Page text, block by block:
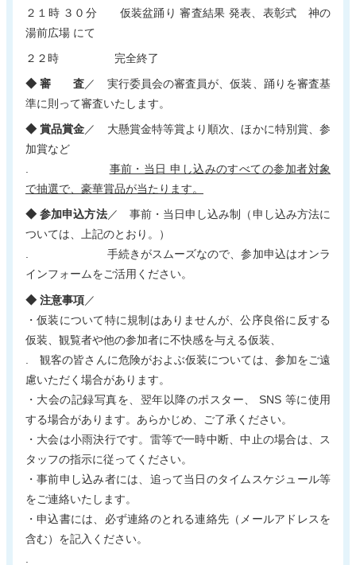
２１時 ３０分 仮装盆踊り 審査結果 発表、表彰式 神の
湯前広場 にて
２２時 完全終了
◆ 審 査／ 実行委員会の審査員が、仮装、踊りを審査基
準に則って審査いたします。
◆ 賞品賞金／ 大懸賞金特等賞より順次、ほかに特別賞、参
加賞など
事前・当日 申し込みのすべての参加者対象
で抽選で、豪華賞品が当たります。
◆ 参加申込方法／ 事前・当日申し込み制（申し込み方法に
ついては、上記のとおり。）
. 手続きがスムーズなので、参加申込はオンラ
インフォームをご活用ください。
◆ 注意事項／
・仮装について特に規制はありませんが、公序良俗に反する
仮装、観覧者や他の参加者に不快感を与える仮装、
. 観客の皆さんに危険がおよぶ仮装については、参加をご遠
慮いただく場合があります。
・大会の記録写真を、翌年以降のポスター、 SNS 等に使用
する場合があります。あらかじめ、ご了承ください。
・大会は小雨決行です。雷等で一時中断、中止の場合は、ス
タッフの指示に従ってください。
・事前申し込み者には、追って当日のタイムスケジュール等
をご連絡いたします。
・申込書には、必ず連絡のとれる連絡先（メールアドレスを
含む）を記入ください。